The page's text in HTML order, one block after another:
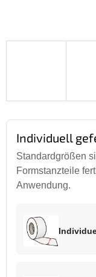
Individuell
Standardgrößen
Formstanzteile
Anwendung.